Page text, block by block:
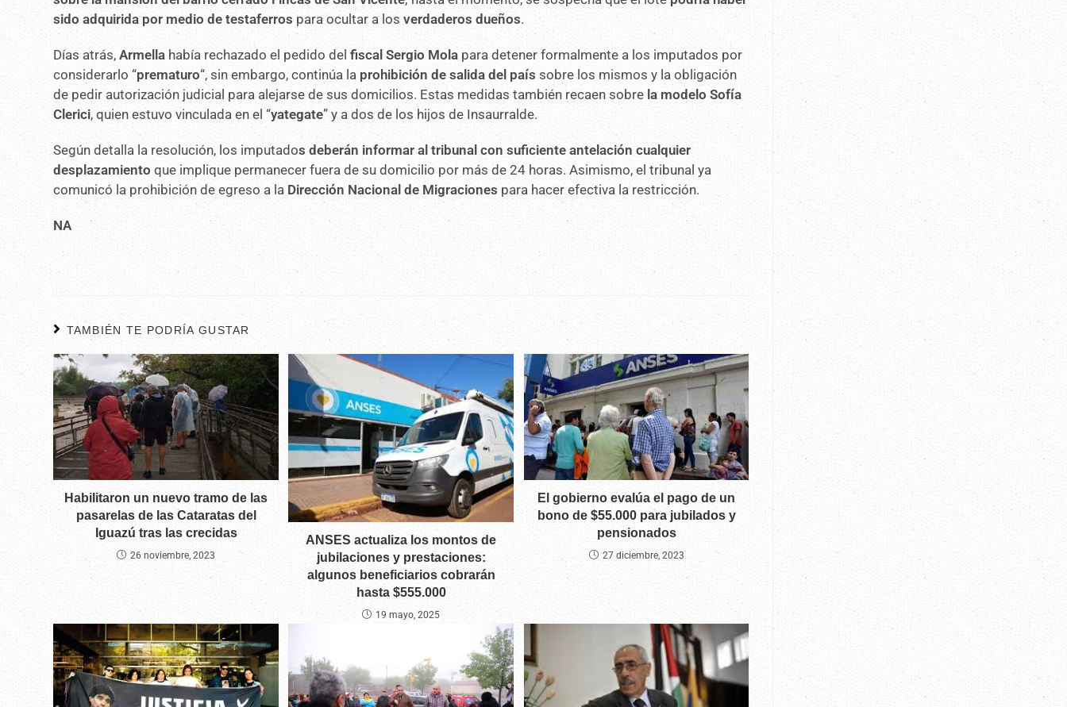
sido adquirida por medio de testaferros para ocultar a los verdaderos dueños.
Días atrás,Armella había rechazado el pedido delfiscal Sergio Mola para detener formalmente a los imputados por
considerarlo “prematuro“, sin embargo, continúa la prohibición de salida del país sobre los mismos y la obligación
de pedir autorización judicial para alejarse de sus domicilios. Estas medidas también recaen sobre la modelo Sofía
Clerici, quien estuvo vinculada en el “yategate” y a dos de los hijos de Insaurralde.
Según detalla la resolución, los imputados deberán informar al tribunal con suficiente antelación cualquier
desplazamiento que implique permanecer fuera de su domicilio por más de 24 horas. Asimismo, el tribunal ya
comunicó la prohibición de egreso a la Dirección Nacional de Migraciones para hacer efectiva la restricción.
NA
TAMBIÉN TE PODRÍA GUSTAR
Habilitaron un nuevo tramo de las
pasarelas de las Cataratas del
Iguazú tras las crecidas
26 noviembre, 2023
ANSES actualiza los montos de
jubilaciones y prestaciones:
algunos beneficiarios cobrarán
hasta $555.000
19 mayo, 2025
El gobierno evalúa el pago de un
bono de $55.000 para jubilados y
pensionados
27 diciembre, 2023